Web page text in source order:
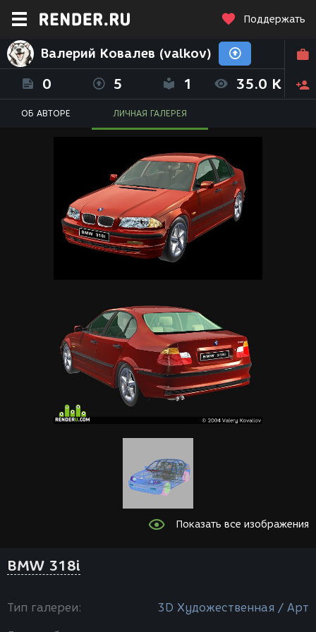
Поддержать
Валерий Ковалев (valkov)
0 5 1 35.0 K
ОБ АВТОРЕ ЛИЧНАЯ ГАЛЕРЕЯ
Показать все изображения
BMW 318i
Тип галереи: 3D Художественная / Арт